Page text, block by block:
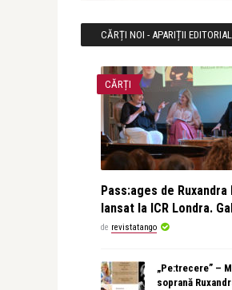
CĂRȚI NOI - APARIȚII
CĂRȚI
Pass:ages de
lansat la ICR Londra.
de revistatango
„Pe:trecere” –
soprană